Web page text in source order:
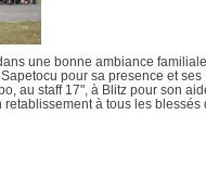
une bonne ambiance familiale.
pour sa presence et ses
au staff 17", à Blitz pour son
à tous les blessés